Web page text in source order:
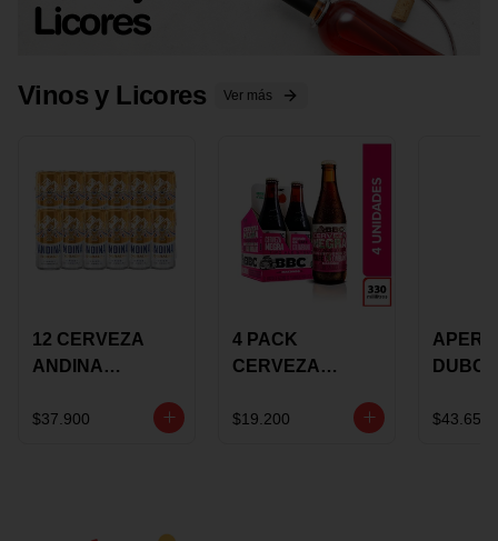
Vinos y Licores Ver más
12 CERVEZA
ANDINA
LATON
$37.900
4 PACK
CERVEZA
ROSE BBC
$19.200
VINO
$43.650